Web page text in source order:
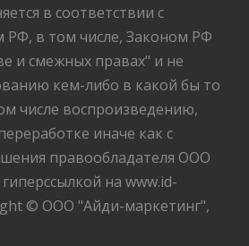
в соответствии с
РФ, в том числе, Законом РФ
и смежных правах" и не
кем-либо в какой бы то
числе воспроизведению,
иначе как с
правообладателя ООО
на www.id-
© ООО "Айди-маркетинг",